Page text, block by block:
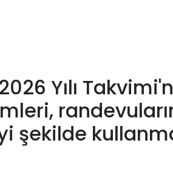
Yılı
şekilde